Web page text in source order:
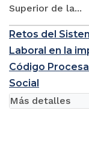
Superior de la...
Retos del
Laboral en la
Código
Social
Más detalles